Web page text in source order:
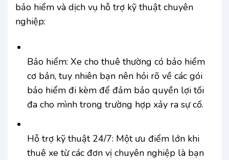
bảo hiểm và dịch vụ hỗ trợ kỹ thuật chuyên
nghiệp:
Bảo hiểm: Xe cho thuê thường có bảo hiểm
cơ bản, tuy nhiên bạn nên hỏi rõ về các gói
bảo hiểm đi kèm để đảm bảo quyền lợi tối
đa cho mình trong trường hợp xảy ra sự cố.
Hỗ trợ kỹ thuật 24/7: Một ưu điểm lớn khi
thuê xe từ các đơn vị chuyên nghiệp là bạn